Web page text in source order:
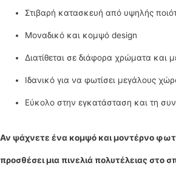
Στιβαρή κατασκευή από υψηλής
Μοναδικό και κομψό design
Διατίθεται σε διάφορα χρώματα και
Ιδανικό για να φωτίσει μεγάλους
Εύκολο στην εγκατάσταση και τη
Αν ψάχνετε ένα κομψό και μοντέρνο
προσθέσει μια πινελιά πολυτέλειας στο